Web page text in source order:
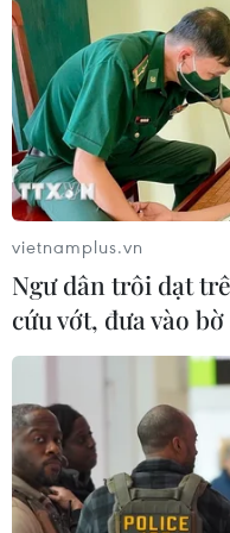
tuyển Việt Nam quật
04/08/2026 03:05
ASEAN Cup 2026:
Nam tạo "cơn địa
thông khu vực
04/08/2026 02:45
Báo chí Đông
sóng" vì tuyển Việt
Indonesia thua đau
04/08/2026 02:32
'Hủy diệt' Indonesia
vietnamplus.vn
Ngư dân trôi dạt
cứu vớt, đưa vào